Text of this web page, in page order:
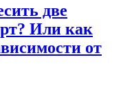
две
Или как
от